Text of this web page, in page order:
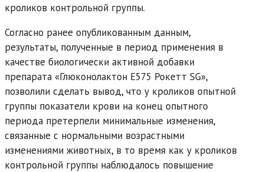
кроликов контрольной группы.
Согласно ранее опубликованным данным,
результаты, полученные в период применения в
качестве биологически активной добавки
препарата «Глюконолактон Е575 Рокетт SG»,
позволили сделать вывод, что у кроликов опытной
группы показатели крови на конец опытного
периода претерпели минимальные изменения,
связанные с нормальными возрастными
изменениями животных, в то время как у кроликов
контрольной группы наблюдалось повышение